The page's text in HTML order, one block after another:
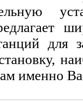
для
именно